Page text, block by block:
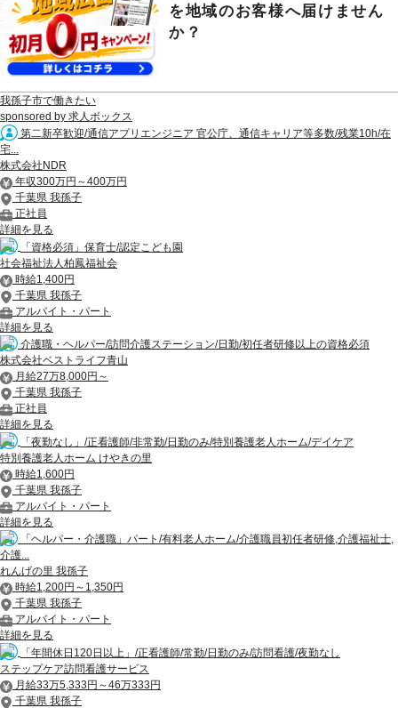
を地域のお客様へ届けません
か？
我孫子市で働きたい
sponsored by 求人ボックス
第二新卒歓迎/通信アプリエンジニア 官公庁、通信キャリア等多数/残業10h/在
宅...
株式会社NDR
年収300万円～400万円
千葉県 我孫子
正社員
詳細を見る
「資格必須」保育士/認定こども園
社会福祉法人柏鳳福祉会
時給1,400円
千葉県 我孫子
アルバイト・パート
詳細を見る
介護職・ヘルパー/訪問介護ステーション/日勤/初任者研修以上の資格必須
株式会社ベストライフ青山
月給27万8,000円～
千葉県 我孫子
正社員
詳細を見る
「夜勤なし」/正看護師/非常勤/日勤のみ/特別養護老人ホーム/デイケア
特別養護老人ホーム けやきの里
時給1,600円
千葉県 我孫子
アルバイト・パート
詳細を見る
「ヘルパー・介護職」パート/有料老人ホーム/介護職員初任者研修,介護福祉士,
介護...
れんげの里 我孫子
時給1,200円～1,350円
千葉県 我孫子
アルバイト・パート
詳細を見る
「年間休日120日以上」/正看護師/常勤/日勤のみ/訪問看護/夜勤なし
ステップケア訪問看護サービス
月給33万5,333円～46万333円
千葉県 我孫子